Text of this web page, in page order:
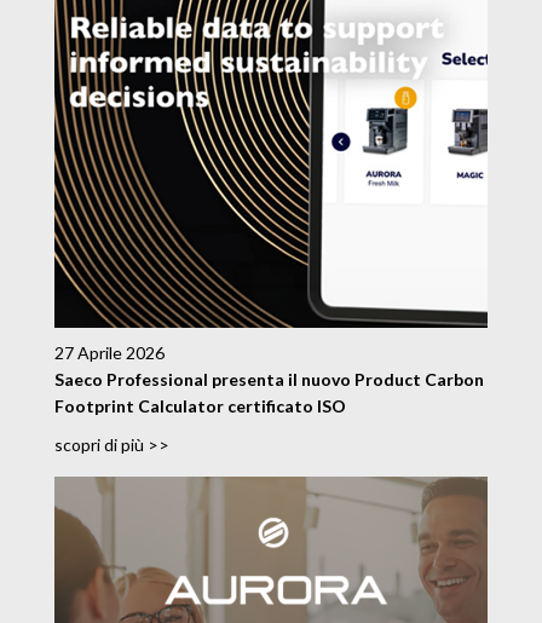
27 Aprile 2026
Saeco Professional presenta il nuovo Product Carbon
Footprint Calculator certificato ISO
scopri di più >>